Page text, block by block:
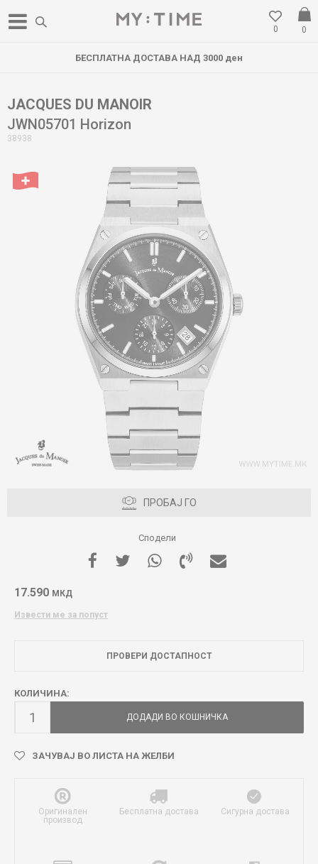
0
0
БЕСПЛАТНА ДОСТАВА НАД 3000 ден
JACQUES DU MANOIR
JWN05701 Horizon
38938
ПРОБАЈ ГО
Сподели
17.590 МКД
Извести ме за попуст
ПРОВЕРИ ДОСТАПНОСТ
КОЛИЧИНА:
ДОДАДИ ВО КОШНИЧКА
ЗАЧУВАЈ ВО ЛИСТА НА ЖЕЛБИ
Оригинален
производ
Бесплатна достава Сигурна достава